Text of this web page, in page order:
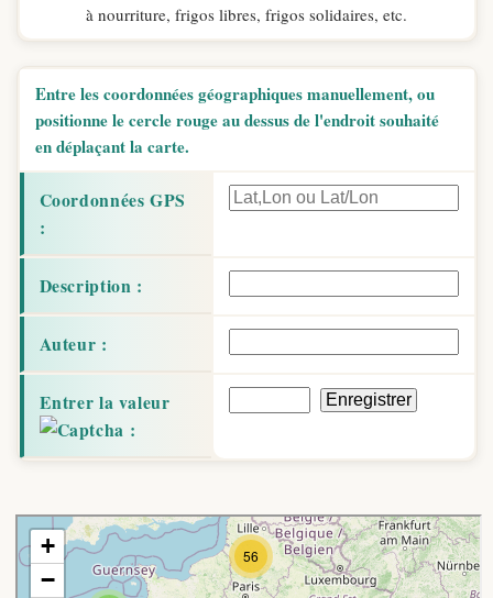
à nourriture, frigos libres, frigos solidaires, etc.
Entre les coordonnées géographiques manuellement, ou
positionne le cercle rouge au dessus de l'endroit souhaité
en déplaçant la carte.
Coordonnées GPS
:
Description :
Auteur :
Entrer la valeur
: